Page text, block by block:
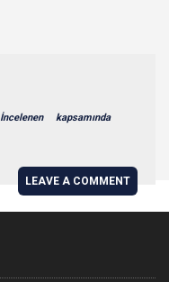
İncelenen kapsamında
LEAVE A COMMENT